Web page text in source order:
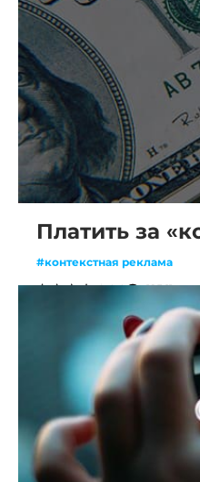
Платить за
#контекстная реклама
4.4
12561